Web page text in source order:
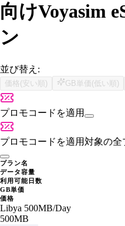
向けVoyasim
ン
並び替え:
価格(安い順) GB単価(低い順)
プロモコードを適用
プロモコードを適用対象の全
プラン名
データ容量
利用可能日数
GB単価
価格
Libya 500MB/Day
500MB